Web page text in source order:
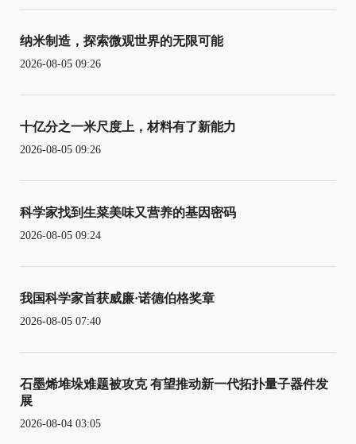
纳米制造，探索微观世界的无限可能
2026-08-05 09:26
十亿分之一米尺度上，材料有了新能力
2026-08-05 09:26
科学家找到生菜美味又营养的基因密码
2026-08-05 09:24
我国科学家首获威廉·诺德伯格奖章
2026-08-05 07:40
石墨烯堆垛难题被攻克 有望推动新一代拓扑量子器件发
展
2026-08-04 03:05